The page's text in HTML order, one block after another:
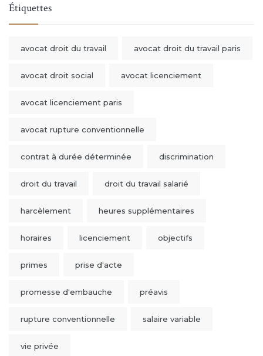
Étiquettes
avocat droit du travail avocat droit du travail paris
avocat droit social avocat licenciement
avocat licenciement paris
avocat rupture conventionnelle
contrat à durée déterminée discrimination
droit du travail droit du travail salarié
harcèlement heures supplémentaires
horaires licenciement objectifs
primes prise d'acte
promesse d'embauche préavis
rupture conventionnelle salaire variable
vie privée